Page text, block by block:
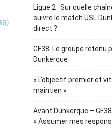
Ligue 2 : Sur quelle
suivre le match USL
direct ?
GF38. Le groupe retenu
Dunkerque
« L’objectif premier et
maintien »
Avant Dunkerque –
« Assumer mes